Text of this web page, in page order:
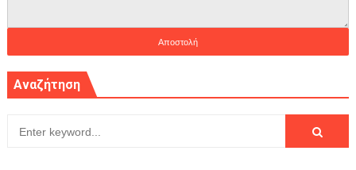
Αναζήτηση